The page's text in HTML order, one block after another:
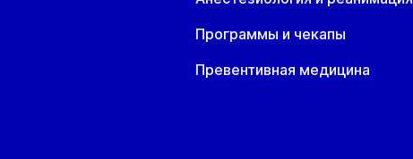
Ревматолог
Программы и чекапы
Превентивная медицина